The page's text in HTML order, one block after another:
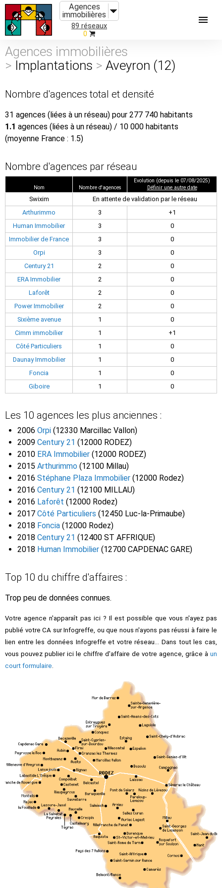
Agences
immobilières
89 réseaux
0
Agences immobilières
> Implantations > Aveyron (12)
Nombre d'agences total et densité
31 agences (liées à un réseau) pour 277 740 habitants
1.1 agences (liées à un réseau) / 10 000 habitants
(moyenne France : 1.5)
Nombre d'agences par réseau
Nom Nombre d'agences
Evolution (depuis le 07/08/2025)
Définir une autre date
Swixim
En attente de validation par le réseau
Arthurimmo
3
+1
Human Immobilier
3
0
Immobilier de France
3
0
Orpi
3
0
Century 21
2
0
ERA Immobilier
2
0
Laforêt
2
0
Power Immobilier
2
0
Sixième avenue
1
0
Cimm immobilier
1
+1
Côté Particuliers
1
0
Daunay Immobilier
1
0
Foncia
1
0
Giboire
1 0
Les 10 agences les plus anciennes :
2006 Orpi (12330 Marcillac Vallon)
2009 Century 21 (12000 RODEZ)
2010 ERA Immobilier (12000 RODEZ)
2015 Arthurimmo (12100 Millau)
2016 Stéphane Plaza Immobilier (12000 Rodez)
2016 Century 21 (12100 MILLAU)
2016 Laforêt (12000 Rodez)
2017 Côté Particuliers (12450 Luc-la-Primaube)
2018 Foncia (12000 Rodez)
2018 Century 21 (12400 ST AFFRIQUE)
2018 Human Immobilier (12700 CAPDENAC GARE)
Top 10 du chiffre d'affaires :
Trop peu de données connues.
Votre agence n'apparaît pas ici ? Il est possible que vous n'ayez pas
publié votre CA sur Infogreffe, ou que nous n'ayons pas réussi à faire le
lien entre les données Infogreffe et votre réseau... Dans tout les cas,
vous pouvez publier ici le chiffre d'affaire de votre agence, grâce à un
court formulaire.